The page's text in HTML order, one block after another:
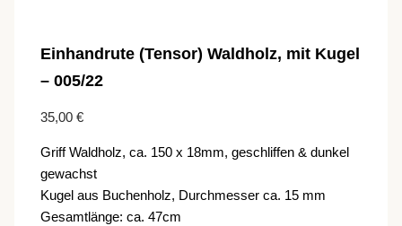
Einhandrute (Tensor) Waldholz, mit Kugel
– 005/22
35,00€
Griff Waldholz, ca. 150 x 18mm, geschliffen & dunkel
gewachst
Kugel aus Buchenholz, Durchmesser ca. 15 mm
Gesamtlänge: ca. 47cm